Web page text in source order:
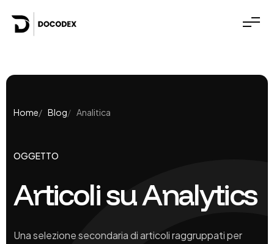
Home Blog Analitica
OGGETTO
Articoli su Analytics
Una selezione secondaria di articoli raggruppati per